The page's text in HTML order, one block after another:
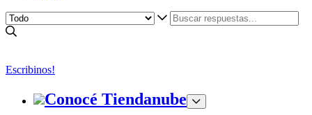
Escribinos!
Conocé Tiendanube